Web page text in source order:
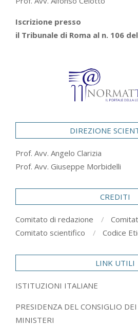
Iscrizione presso
il Tribunale di Roma al n. 106
DIREZIONE
Prof. Avv. Angelo Clarizia
Prof. Avv. Giuseppe Morbidelli
CREDITI
Comitato di redazione
Comitato scientifico
Codice
LINK UTILI
ISTITUZIONI ITALIANE
PRESIDENZA DEL CONSIGLIO
MINISTERI